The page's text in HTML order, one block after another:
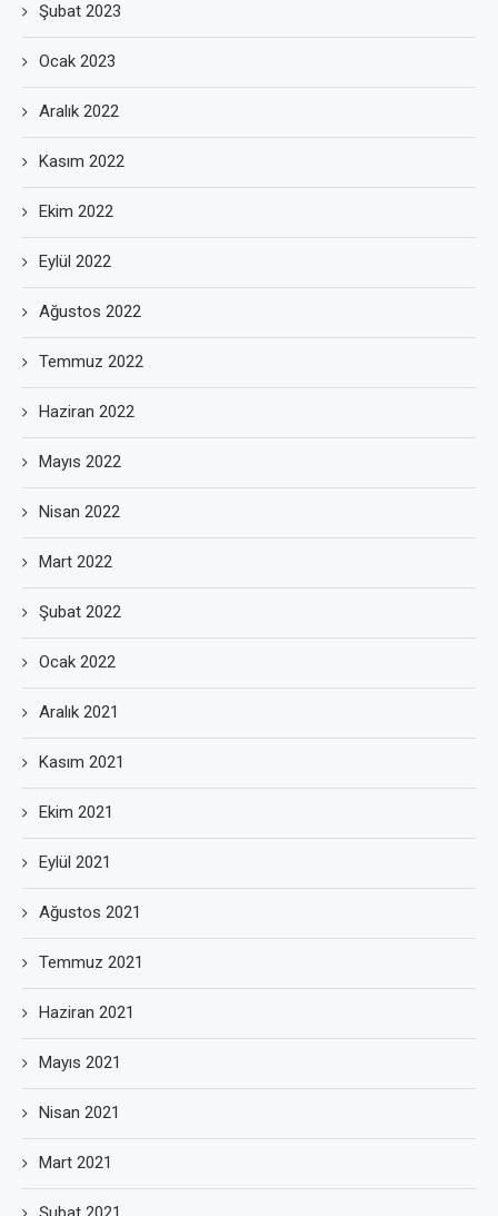
Şubat 2023
Ocak 2023
Aralık 2022
Kasım 2022
Ekim 2022
Eylül 2022
Ağustos 2022
Temmuz 2022
Haziran 2022
Mayıs 2022
Nisan 2022
Mart 2022
Şubat 2022
Ocak 2022
Aralık 2021
Kasım 2021
Ekim 2021
Eylül 2021
Ağustos 2021
Temmuz 2021
Haziran 2021
Mayıs 2021
Nisan 2021
Mart 2021